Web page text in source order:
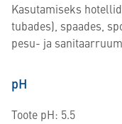
Kasutamiseks
tubades), spaades,
pesu- ja
pH
Toote pH: 5.5